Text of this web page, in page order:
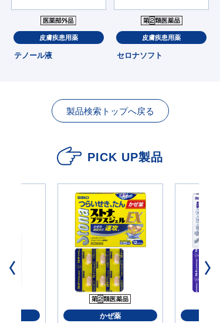
皮膚疾患用薬
テノール液
皮膚疾患用薬
セロナソフト
製品検索トップへ戻る
PICK UP製品
かぜ薬